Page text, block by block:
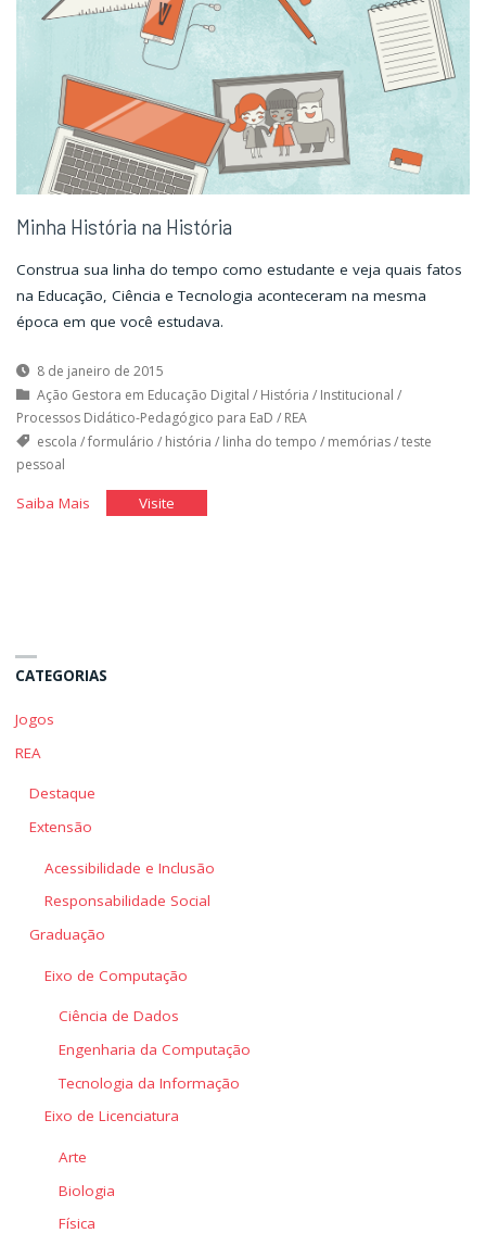
Minha História na História
Construa sua linha do tempo como estudante e veja quais fatos
na Educação, Ciência e Tecnologia aconteceram na mesma
época em que você estudava.
8 de janeiro de 2015
Ação Gestora em Educação Digital / História / Institucional /
Processos Didático-Pedagógico para EaD / REA
escola /formulário / história / linha do tempo / memórias/teste
pessoal
Saiba Mais"Minha
Visite"Minha
CATEGORIAS
Jogos
REA
Destaque
Extensão
Acessibilidade e Inclusão
Responsabilidade Social
Graduação
Eixo de Computação
Ciência de Dados
Engenharia da Computação
Tecnologia da Informação
Eixo de Licenciatura
Arte
Biologia
Física